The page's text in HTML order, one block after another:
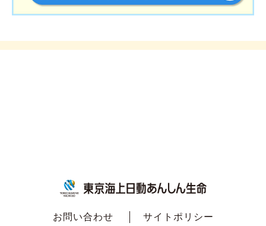
お問い合わせ サイトポリシー